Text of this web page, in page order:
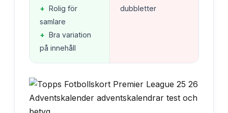
+ Rolig för
samlare
+ Bra variation
på innehåll
dubbletter